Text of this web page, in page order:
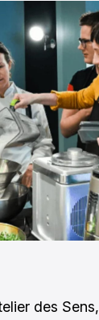
des Sens,